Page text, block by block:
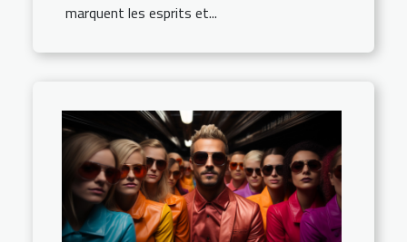
marquent les esprits et...